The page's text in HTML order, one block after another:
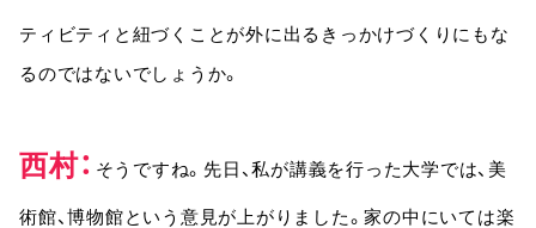
ティビティと紐づくことが外に出るきっかけづくりにもな
るのではないでしょうか。
西村 そうですね。先日、私が講義を行った大学では、美
術館、博物館という意見が上がりました。家の中にいては楽